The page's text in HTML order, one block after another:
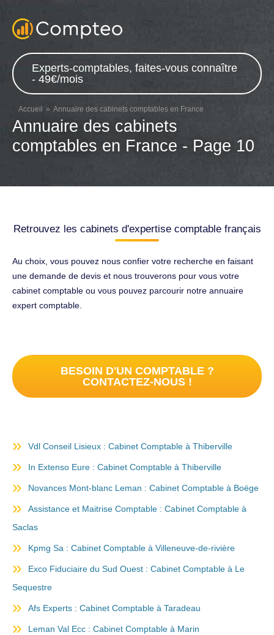
Experts-comptables, faites-vous connaître
- 49€/mois
Accueil Annuaire des cabinets comptables en France
Annuaire des cabinets
comptables en France - Page 10
Retrouvez les cabinets d'expertise comptable français
Au choix, vous pouvez nous confier votre recherche en faisant
une demande de devis et nous trouverons pour vous votre
cabinet comptable ou vous pouvez parcourir notre annuaire
expert comptable.
BESOIN D'UN COMPTABLE ?
CONTACTEZ-NOUS !
Vdl Conseil Lisieux : Cabinet Comptable à Thiberville
In Extenso Eure : Cabinet Comptable à Thiberville
Novances Mont-blanc Leman : Cabinet Comptable à Boëge
Assistance et Maitrise Comptable : Cabinet Comptable à
Saclas
Kpmg Sa : Cabinet Comptable à Villeneuve-de-rivière
Exco Fiduciaire du Sud Ouest : Cabinet Comptable à Le
Sequestre
Afs Experts : Cabinet Comptable à Taradeau
Leman Val Ecc : Cabinet Comptable à Marin